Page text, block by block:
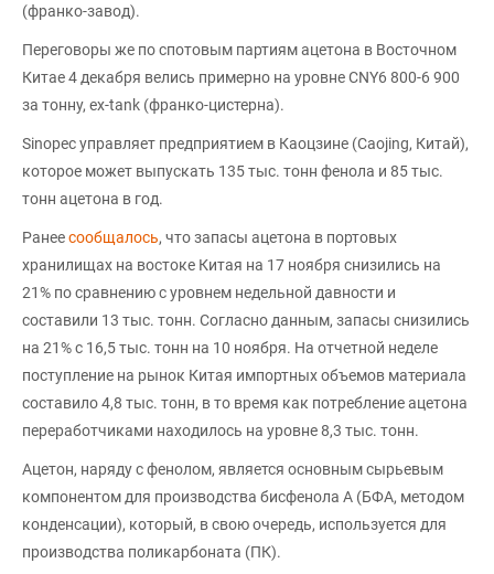
(франко-завод).
Переговоры же по спотовым партиям ацетона в Восточном
Китае 4 декабря велись примерно на уровне CNY6 800-6 900
за тонну, ex-tank (франко-цистерна).
Sinopec управляет предприятием в Каоцзине (Caojing, Китай),
которое может выпускать 135 тыс. тонн фенола и 85 тыс.
тонн ацетона в год.
Ранеесообщалось, что запасы ацетона в портовых
хранилищах на востоке Китая на 17 ноября снизились на
21% по сравнению с уровнем недельной давности и
составили 13 тыс. тонн. Согласно данным, запасы снизились
на 21% с 16,5 тыс. тонн на 10 ноября. На отчетной неделе
поступление на рынок Китая импортных объемов материала
составило 4,8 тыс. тонн, в то время как потребление ацетона
переработчиками находилось на уровне 8,3 тыс. тонн.
Ацетон, наряду с фенолом, является основным сырьевым
компонентом для производства бисфенола А (БФА, методом
конденсации), который, в свою очередь, используется для
производства поликарбоната (ПК).